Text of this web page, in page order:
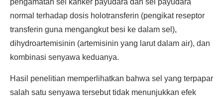
pengamatan sel kanker payudara dan sel payudara
normal terhadap dosis holotransferin (pengikat reseptor
transferin guna mengangkut besi ke dalam sel),
dihydroartemisinin (artemisinin yang larut dalam air), dan
kombinasi senyawa keduanya.
Hasil penelitian memperlihatkan bahwa sel yang terpapar
salah satu senyawa tersebut tidak menunjukkan efek